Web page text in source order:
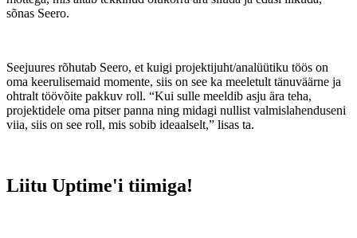
sõnas Seero.
Seejuures rõhutab Seero, et kuigi projektijuht/analüütiku töös on
oma keerulisemaid momente, siis on see ka meeletult tänuväärne ja
ohtralt töövõite pakkuv roll. “Kui sulle meeldib asju ära teha,
projektidele oma pitser panna ning midagi nullist valmislahenduseni
viia, siis on see roll, mis sobib ideaalselt,” lisas ta.
Liitu Uptime'i tiimiga!